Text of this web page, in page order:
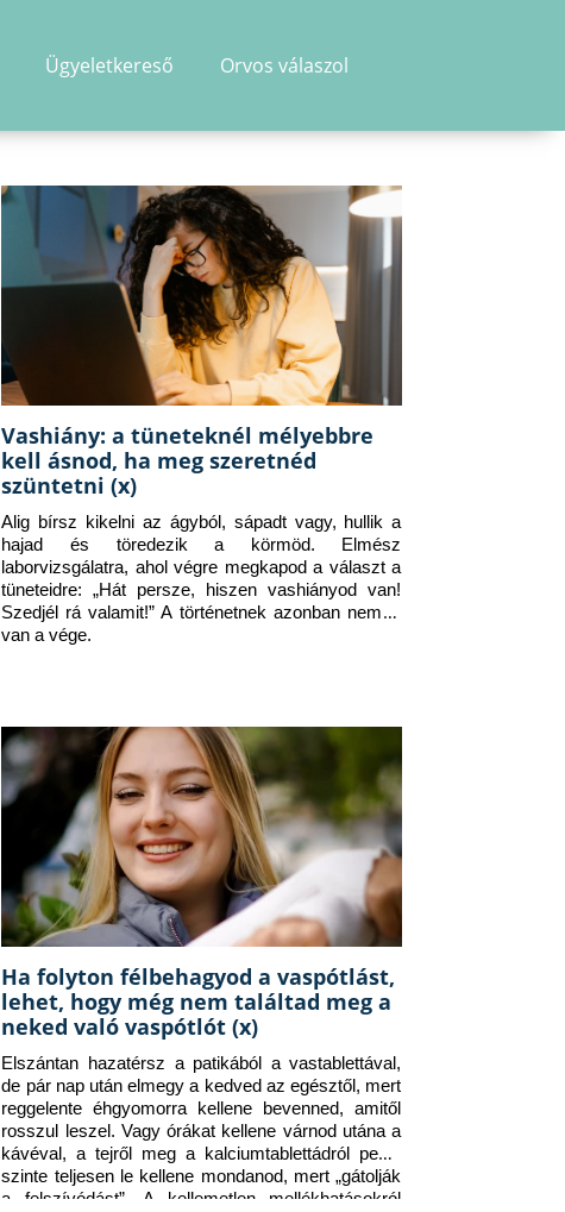
Ügyeletkereső Orvos válaszol
Vashiány: a tüneteknél mélyebbre
kell ásnod, ha meg szeretnéd
szüntetni (x)
Alig bírsz kikelni az ágyból, sápadt vagy, hullik a
hajad és töredezik a körmöd. Elmész
laborvizsgálatra, ahol végre megkapod a választ a
tüneteidre: „Hát persze, hiszen vashiányod van!
Szedjél rá valamit!” A történetnek azonban nem itt
van a vége.
Ha folyton félbehagyod a vaspótlást,
lehet, hogy még nem találtad meg a
neked való vaspótlót (x)
Elszántan hazatérsz a patikából a vastablettával,
de pár nap után elmegy a kedved az egésztől, mert
reggelente éhgyomorra kellene bevenned, amitől
rosszul leszel. Vagy órákat kellene várnod utána a
kávéval, a tejről meg a kalciumtablettádról pedig
szinte teljesen le kellene mondanod, mert „gátolják
a felszívódást”. A kellemetlen mellékhatásokról